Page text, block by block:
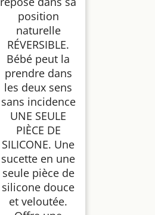
position
naturelle
RÉVERSIBLE.
Bébé peut la
prendre dans
les deux sens
sans incidence
UNE SEULE
PIÈCE DE
SILICONE. Une
sucette en une
seule pièce de
silicone douce
et veloutée.